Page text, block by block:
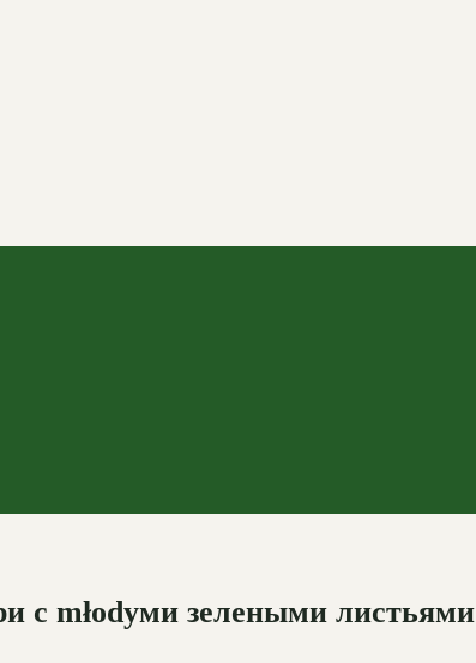
с młodyми зелеными листьями